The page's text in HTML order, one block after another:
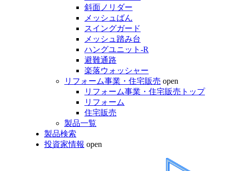
斜面ノリダー
メッシュばん
スイングガード
メッシュ踏み台
ハングユニット-R
避難通路
楽落ウォッシャー
リフォーム事業・住宅販売 open
リフォーム事業・住宅販売トップ
リフォーム
住宅販売
製品一覧
製品検索
投資家情報 open